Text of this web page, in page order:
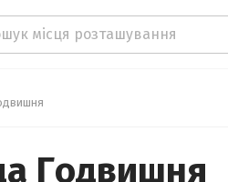
Годвишня